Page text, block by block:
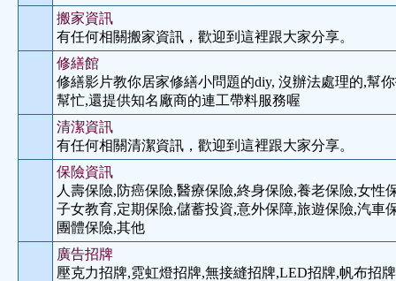
搬家資訊
有任何相關搬家資訊，歡迎到這裡跟大家分享。
修繕館
修繕影片教你居家修繕小問題的diy, 沒辦法處理的,幫
幫忙,還提供知名廠商的連工帶料服務喔
清潔資訊
有任何相關清潔資訊，歡迎到這裡跟大家分享。
保險資訊
人壽保險,防癌保險,醫療保險,終身保險,養老保險,女性
子女教育,定期保險,儲蓄投資,意外保障,旅遊保險,汽車
團體保險,其他
廣告招牌
壓克力招牌,霓虹燈招牌,無接縫招牌,LED招牌,帆布招